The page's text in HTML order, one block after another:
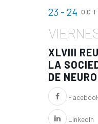
23 - 24
XLVIII
LA
DE
LinkedIn